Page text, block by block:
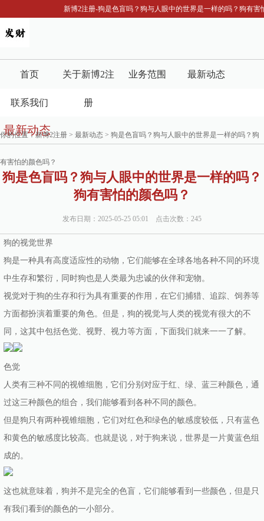
新博2注册-狗是色盲吗？狗与人眼中的世界是一样的吗？狗有害
首页 关于新博2注
册
业务范围 最新动态
联系我们
最新动态
你的位置：新博2注册 > 最新动态 > 狗是色盲吗？狗与人眼中的世界是一样的吗？狗
有害怕的颜色吗？
狗是色盲吗？狗与人眼中的世界是一样的吗？
狗有害怕的颜色吗？
发布日期：2025-05-25 05:01 点击次数：245
狗的视觉世界
狗是一种具有高度适应性的动物，它们能够在全球各地各种不同的环境
中生存和繁衍，同时狗也是人类最为忠诚的伙伴和宠物。
视觉对于狗的生存和行为具有重要的作用，在它们捕猎、追踪、饲养等
方面都扮演着重要的角色。但是，狗的视觉与人类的视觉有很大的不
同，这其中包括色觉、视野、视力等方面，下面我们就来一一了解。
色觉
人类有三种不同的视锥细胞，它们分别对应于红、绿、蓝三种颜色，通
过这三种颜色的组合，我们能够看到各种不同的颜色。
但是狗只有两种视锥细胞，它们对红色和绿色的敏感度较低，只有蓝色
和黄色的敏感度比较高。也就是说，对于狗来说，世界是一片黄蓝色组
成的。
这也就意味着，狗并不是完全的色盲，它们能够看到一些颜色，但是只
有我们看到的颜色的一小部分。